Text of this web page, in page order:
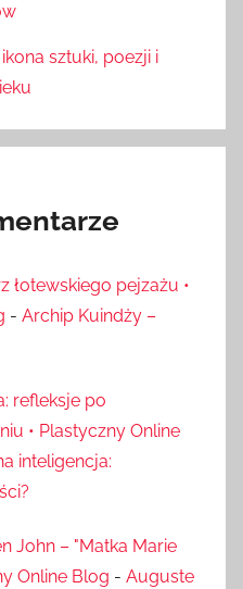
sztuki, poezji i
łotewskiego pejzażu •
- Archip Kuindży –
refleksje po
• Plastyczny Online
inteligencja:
John – "Matka Marie
Online Blog - Auguste